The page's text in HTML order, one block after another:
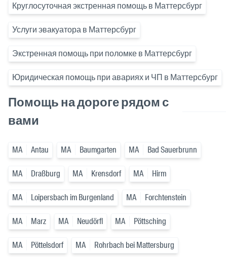
Круглосуточная экстренная помощь в Маттерсбург
Услуги эвакуатора в Маттерсбург
Экстренная помощь при поломке в Маттерсбург
Юридическая помощь при авариях и ЧП в Маттерсбург
Помощь на дороге рядом с
вами
MA Antau MA Baumgarten MA Bad Sauerbrunn
MA Draßburg MA Krensdorf MA Hirm
MA Loipersbach im Burgenland MA Forchtenstein
MA Marz MA Neudörfl MA Pöttsching
MA Pöttelsdorf MA Rohrbach bei Mattersburg